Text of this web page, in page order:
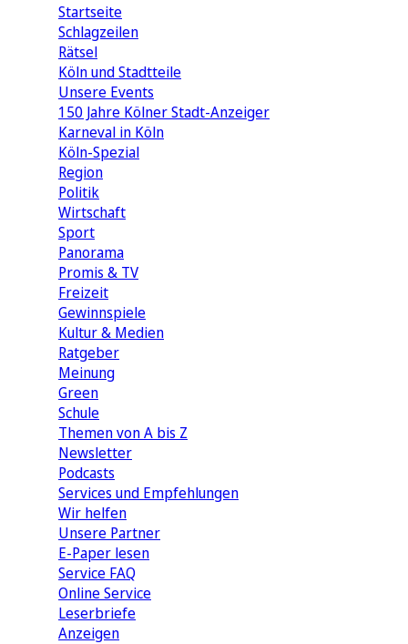
Startseite
Schlagzeilen
Rätsel
Köln und Stadtteile
Unsere Events
150 Jahre Kölner Stadt-Anzeiger
Karneval in Köln
Köln-Spezial
Region
Politik
Wirtschaft
Sport
Panorama
Promis & TV
Freizeit
Gewinnspiele
Kultur & Medien
Ratgeber
Meinung
Green
Schule
Themen von A bis Z
Newsletter
Podcasts
Services und Empfehlungen
Wir helfen
Unsere Partner
E-Paper lesen
Service FAQ
Online Service
Leserbriefe
Anzeigen